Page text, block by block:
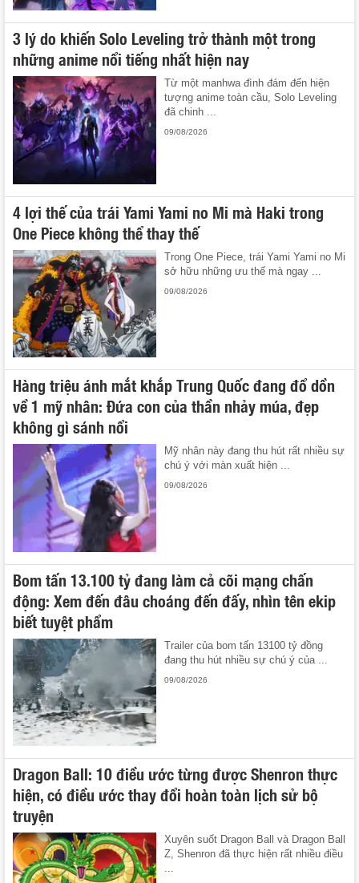
3 lý do khiến Solo Leveling trở thành một trong
những anime nổi tiếng nhất hiện nay
Từ một manhwa đình đám đến hiện
tượng anime toàn cầu, Solo Leveling
đã chinh ...
09/08/2026
4 lợi thế của trái Yami Yami no Mi mà Haki trong
One Piece không thể thay thế
Trong One Piece, trái Yami Yami no Mi
sở hữu những ưu thế mà ngay ...
09/08/2026
Hàng triệu ánh mắt khắp Trung Quốc đang đổ dồn
về 1 mỹ nhân: Đứa con của thần nhảy múa, đẹp
không gì sánh nổi
Mỹ nhân này đang thu hút rất nhiều sự
chú ý với màn xuất hiện ...
09/08/2026
Bom tấn 13.100 tỷ đang làm cả cõi mạng chấn
động: Xem đến đâu choáng đến đấy, nhìn tên ekip
biết tuyệt phẩm
Trailer của bom tấn 13100 tỷ đồng
đang thu hút nhiều sự chú ý của ...
09/08/2026
Dragon Ball: 10 điều ước từng được Shenron thực
hiện, có điều ước thay đổi hoàn toàn lịch sử bộ
truyện
Xuyên suốt Dragon Ball và Dragon Ball
Z, Shenron đã thực hiện rất nhiều điều
...